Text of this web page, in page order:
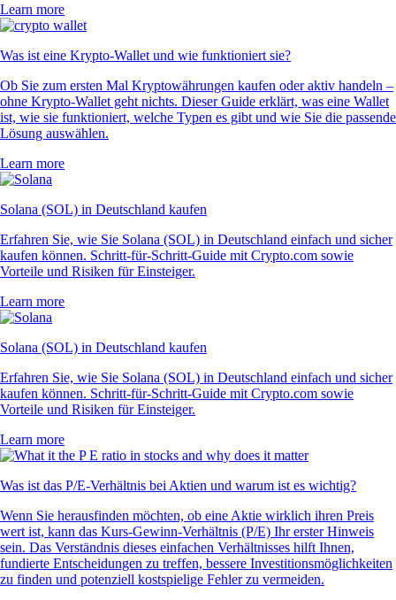
Learn more
Was ist eine Krypto-Wallet und wie funktioniert sie?
Ob Sie zum ersten Mal Kryptowährungen kaufen oder aktiv handeln –
ohne Krypto-Wallet geht nichts. Dieser Guide erklärt, was eine Wallet
ist, wie sie funktioniert, welche Typen es gibt und wie Sie die passende
Lösung auswählen.
Learn more
Solana (SOL) in Deutschland kaufen
Erfahren Sie, wie Sie Solana (SOL) in Deutschland einfach und sicher
kaufen können. Schritt-für-Schritt-Guide mit Crypto.com sowie
Vorteile und Risiken für Einsteiger.
Learn more
Solana (SOL) in Deutschland kaufen
Erfahren Sie, wie Sie Solana (SOL) in Deutschland einfach und sicher
kaufen können. Schritt-für-Schritt-Guide mit Crypto.com sowie
Vorteile und Risiken für Einsteiger.
Learn more
Was ist das P/E-Verhältnis bei Aktien und warum ist es wichtig?
Wenn Sie herausfinden möchten, ob eine Aktie wirklich ihren Preis
wert ist, kann das Kurs-Gewinn-Verhältnis (P/E) Ihr erster Hinweis
sein. Das Verständnis dieses einfachen Verhältnisses hilft Ihnen,
fundierte Entscheidungen zu treffen, bessere Investitionsmöglichkeiten
zu finden und potenziell kostspielige Fehler zu vermeiden.